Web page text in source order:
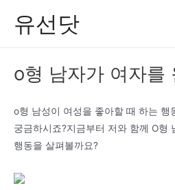
유선닷
o형 남자가 여자를
o형 남성이 여성을 좋아할 때 하는 행
궁금하시죠?지금부터 저와 함께 O형
행동을 살펴볼까요?